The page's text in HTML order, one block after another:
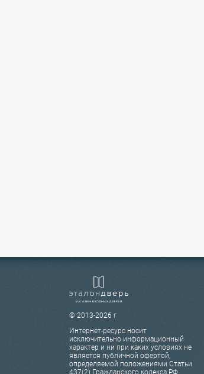
© 2013-2026 г
Интернет-ресурс носит
исключительно информационный
характер и ни при каких условиях не
является публичной офертой,
определяемой положениями Статьи
437(2) Гражданского кодекса РФ.